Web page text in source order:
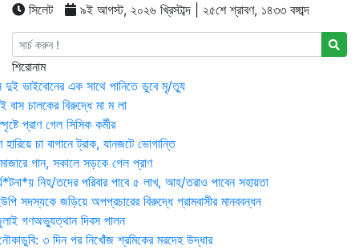
সিলেট ৯ই আগস্ট, ২০২৬ খ্রিস্টাব্দ | ২৫শে শ্রাবণ, ১৪৩৩ বঙ্গাব্দ
শিরোনাম
দুই ভাইবোনের এক সাথে পানিতে ডুবে মৃ/ত্যু
বাস চালকের বিরুদ্ধে মা ম লা
প্রাণ গেল সিসিক কর্মীর
হারিয়ে চা বাগানে ট্রাক, যানজটে ভোগান্তি
গান, সকালে সড়কে গেল প্রাণ
নিহ/তদের পরিবার পাবে ৫ লাখ, আহ/তরাও পাবেন সহায়তা
সদস্যকে জড়িয়ে অপপ্রচারের বিরুদ্ধে গ্রামবাসীর মানববন্ধন
গণঅভ্যুত্থান দিবস পালন
৩ দিন পর নিখোঁজ শ্রমিকের মরদেহ উদ্ধার